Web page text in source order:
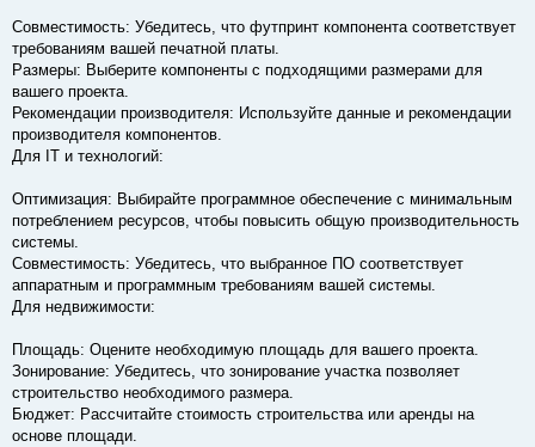
Совместимость: Убедитесь, что футпринт компонента соответствует
требованиям вашей печатной платы.
Размеры: Выберите компоненты с подходящими размерами для
вашего проекта.
Рекомендации производителя: Используйте данные и рекомендации
производителя компонентов.
Для IT и технологий:
Оптимизация: Выбирайте программное обеспечение с минимальным
потреблением ресурсов, чтобы повысить общую производительность
системы.
Совместимость: Убедитесь, что выбранное ПО соответствует
аппаратным и программным требованиям вашей системы.
Для недвижимости:
Площадь: Оцените необходимую площадь для вашего проекта.
Зонирование: Убедитесь, что зонирование участка позволяет
строительство необходимого размера.
Бюджет: Рассчитайте стоимость строительства или аренды на
основе площади.